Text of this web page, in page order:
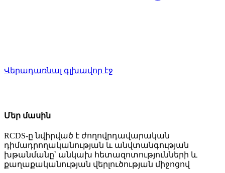
Վերադառնալ գլխավոր էջ
Մեր մասին
RCDS-ը նվիրված է ժողովրդավարական
դիմադրողականության և անվտանգության
խթանմանը՝ անկախ հետազոտությունների և
քաղաքականության վերլուծության միջոցով